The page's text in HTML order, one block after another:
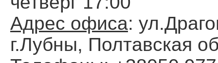
Адрес офиса:
г.Лубны, Полтавская